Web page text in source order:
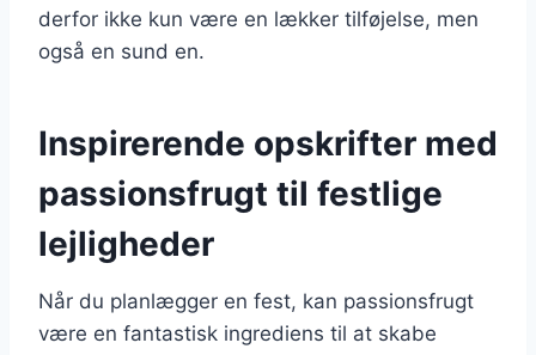
derfor ikke kun være en lækker tilføjelse, men
også en sund en.
Inspirerende opskrifter med
passionsfrugt til festlige
lejligheder
Når du planlægger en fest, kan passionsfrugt
være en fantastisk ingrediens til at skabe